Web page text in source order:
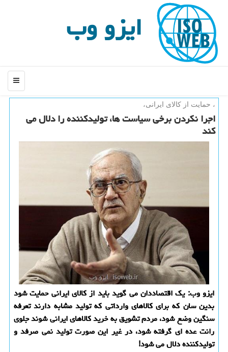
ایزو وب
منو
، حمایت از كالای ایرانی،
اجرا نكردن برخی سیاست ها، تولیدكننده را دلال می
كند
ایزو وب: یك اقتصاددان می گوید باید از كالای ایرانی حمایت شود
بدین سان كه برای كالاهای وارداتی كه تولید مشابه دارند تعرفه
سنگین وضع شود، مردم تشویق به خرید كالاهای ایرانی شوند جلوی
رانت عده ای گرفته شود، در غیر این صورت تولید نمی صرفد و
تولیدكننده دلال می شود!